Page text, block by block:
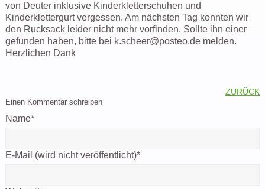
von Deuter inklusive Kinderkletterschuhen und
Kinderklettergurt vergessen. Am nächsten Tag konnten wir
den Rucksack leider nicht mehr vorfinden. Sollte ihn einer
gefunden haben, bitte bei k.scheer@posteo.de melden.
Herzlichen Dank
ZURÜCK
Einen Kommentar schreiben
Name*
E-Mail (wird nicht veröffentlicht)*